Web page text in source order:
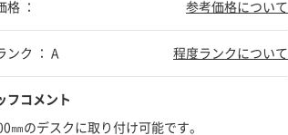
格 ： 参考価格について
ンク ： A 程度ランクについて
フコメント
㎜のデスクに取り付け可能です。